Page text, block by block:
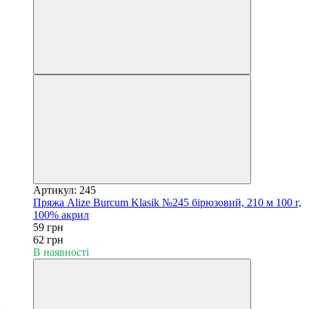
Артикул: 245
Пряжа Alize Burcum Klasik №245 бірюзовий, 210 м 100 г,
100% акрил
59 грн
62 грн
В наявності